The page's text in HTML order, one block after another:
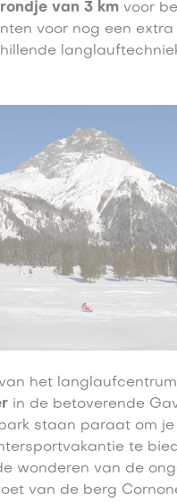
van 3 km voor
voor nog een extra
het langlaufcentrum
in de betoverende
staan paraat om je
te
wonderen van de
van de berg